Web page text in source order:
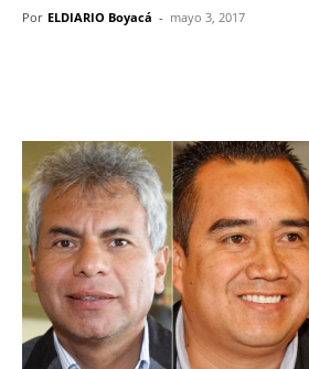
Por ELDIARIO Boyacá - mayo 3, 2017